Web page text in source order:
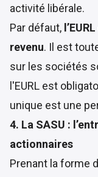
activité libérale.
Par défaut,
revenu. Il est
sur les sociétés
l'EURL est
unique est une
4. La SASU :
actionnaires
Prenant la forme